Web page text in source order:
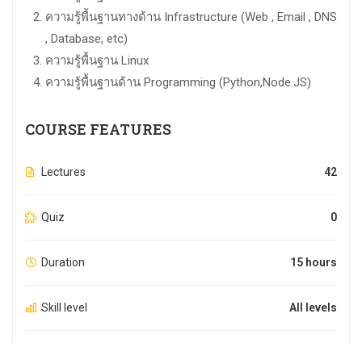
ความรู้พื้นฐานทางด้าน Infrastructure (Web , Email , DNS
, Database, etc)
ความรู้พื้นฐาน Linux
ความรู้พื้นฐานด้าน Programming (Python,Node.JS)
COURSE FEATURES
Lectures 42
Quiz 0
Duration 15 hours
Skill level All levels